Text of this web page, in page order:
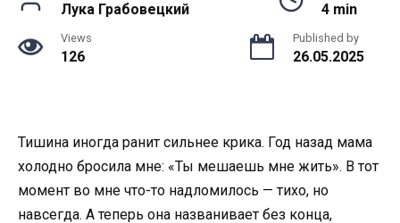
Лука Грабовецкий 4 min
Views
126
Published by
26.05.2025
Тишина иногда ранит сильнее крика. Год назад мама
холодно бросила мне: «Ты мешаешь мне жить». В тот
момент во мне что-то надломилось — тихо, но
навсегда. А теперь она названивает без конца,